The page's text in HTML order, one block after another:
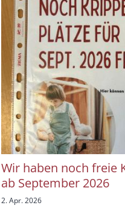
Wir haben noch freie
ab September 2026
2. Apr. 2026